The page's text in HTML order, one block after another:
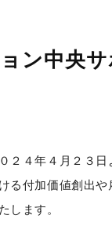
ン中央
４年４月２３
付加価値創出
も宜しく
ンター